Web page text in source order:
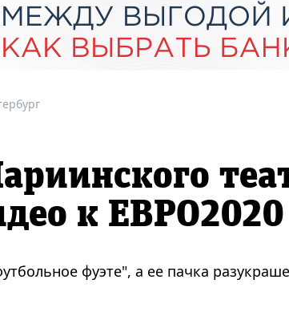
к ЕВРО2020
фуэте", а ее пачка